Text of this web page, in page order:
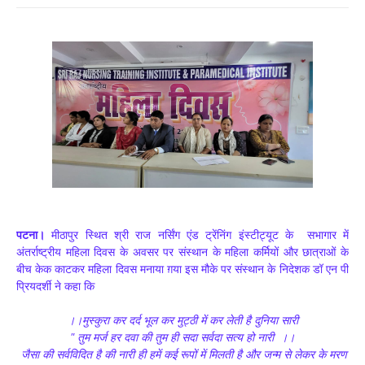
पटना। मीठापुर स्थित श्री राज नर्सिंग एंड ट्रेंनिंग इंस्टीट्यूट के सभागार में
अंतर्राष्ट्रीय महिला दिवस के अवसर पर संस्थान के महिला कर्मियों और छात्राओं के
बीच केक काटकर महिला दिवस मनाया ग़या इस मौके पर संस्थान के निदेशक डॉ एन पी
प्रियदर्शी ने कहा कि
।।मुस्कुरा कर दर्द भूल कर मुट्ठी में कर लेती है दुनिया सारी
" तुम मर्ज हर दवा की तुम ही सदा सर्वदा सत्य हो नारी ।।
जैसा की सर्वविदित है की नारी ही हमें कई रूपों में मिलती है और जन्म से लेकर के मरण